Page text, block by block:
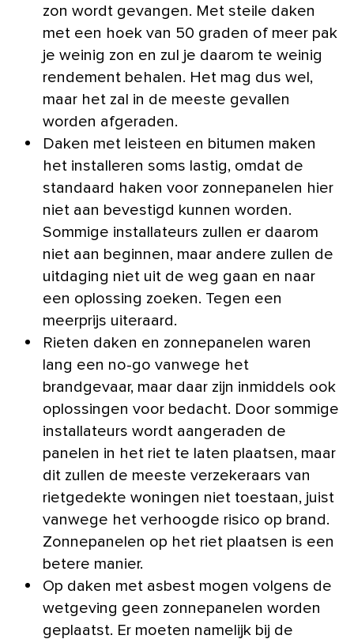
zon wordt gevangen. Met steile daken
met een hoek van 50 graden of meer pak
je weinig zon en zul je daarom te weinig
rendement behalen. Het mag dus wel,
maar het zal in de meeste gevallen
worden afgeraden.
Daken met leisteen en bitumen maken
het installeren soms lastig, omdat de
standaard haken voor zonnepanelen hier
niet aan bevestigd kunnen worden.
Sommige installateurs zullen er daarom
niet aan beginnen, maar andere zullen de
uitdaging niet uit de weg gaan en naar
een oplossing zoeken. Tegen een
meerprijs uiteraard.
Rieten daken en zonnepanelen waren
lang een no-go vanwege het
brandgevaar, maar daar zijn inmiddels ook
oplossingen voor bedacht. Door sommige
installateurs wordt aangeraden de
panelen in het riet te laten plaatsen, maar
dit zullen de meeste verzekeraars van
rietgedekte woningen niet toestaan, juist
vanwege het verhoogde risico op brand.
Zonnepanelen op het riet plaatsen is een
betere manier.
Op daken met asbest mogen volgens de
wetgeving geen zonnepanelen worden
geplaatst. Er moeten namelijk bij de